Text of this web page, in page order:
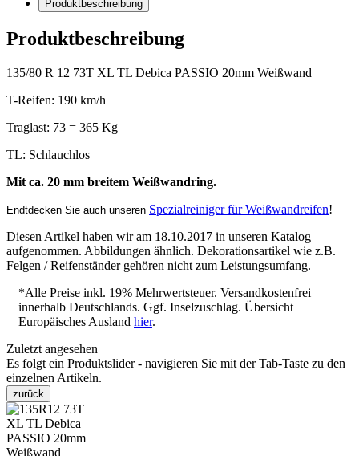
Produktbeschreibung
Produktbeschreibung
135/80 R 12 73T XL TL Debica PASSIO 20mm Weißwand
T-Reifen: 190 km/h
Traglast: 73 = 365 Kg
TL: Schlauchlos
Mit ca. 20 mm breitem Weißwandring.
Endtdecken Sie auch unseren Spezialreiniger für Weißwandreifen!
Diesen Artikel haben wir am 18.10.2017 in unseren Katalog
aufgenommen. Abbildungen ähnlich. Dekorationsartikel wie z.B.
Felgen / Reifenständer gehören nicht zum Leistungsumfang.
*Alle Preise inkl. 19% Mehrwertsteuer. Versandkostenfrei
innerhalb Deutschlands. Ggf. Inselzuschlag. Übersicht
Europäisches Ausland hier.
Zuletzt angesehen
Es folgt ein Produktslider - navigieren Sie mit der Tab-Taste zu den
einzelnen Artikeln.
zurück